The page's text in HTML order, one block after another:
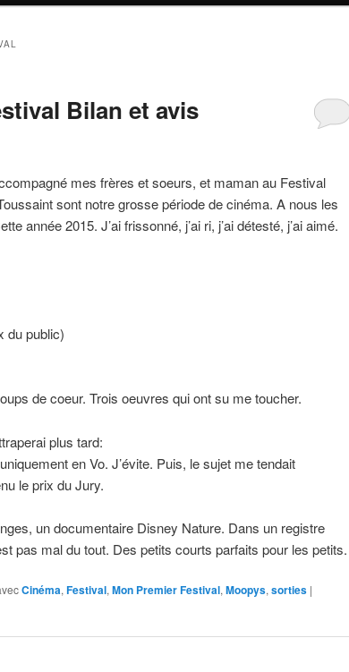
Bilan et avis
mes frères et soeurs, et maman au Festival
sont notre grosse période de cinéma. A nous les
année 2015. J’ai frissonné, j’ai ri, j’ai détesté, j’ai aimé.
du public)
de coeur. Trois oeuvres qui ont su me toucher.
plus tard:
en Vo. J’évite. Puis, le sujet me tendait
le prix du Jury.
un documentaire Disney Nature. Dans un registre
pas mal du tout. Des petits courts parfaits pour les petits.
Cinéma, Festival, Mon Premier Festival, Moopys, sorties |